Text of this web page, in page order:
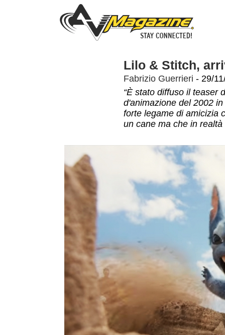
Lilo & Stitch,
Fabrizio Guerrieri - 29/
“È stato diffuso il teaser
d'animazione del 2002
forte legame di amicizia
un cane ma che in